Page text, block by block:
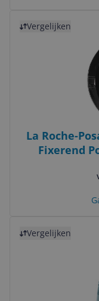
Vergelijken
La Roche-
Fixerend
Vergelijken